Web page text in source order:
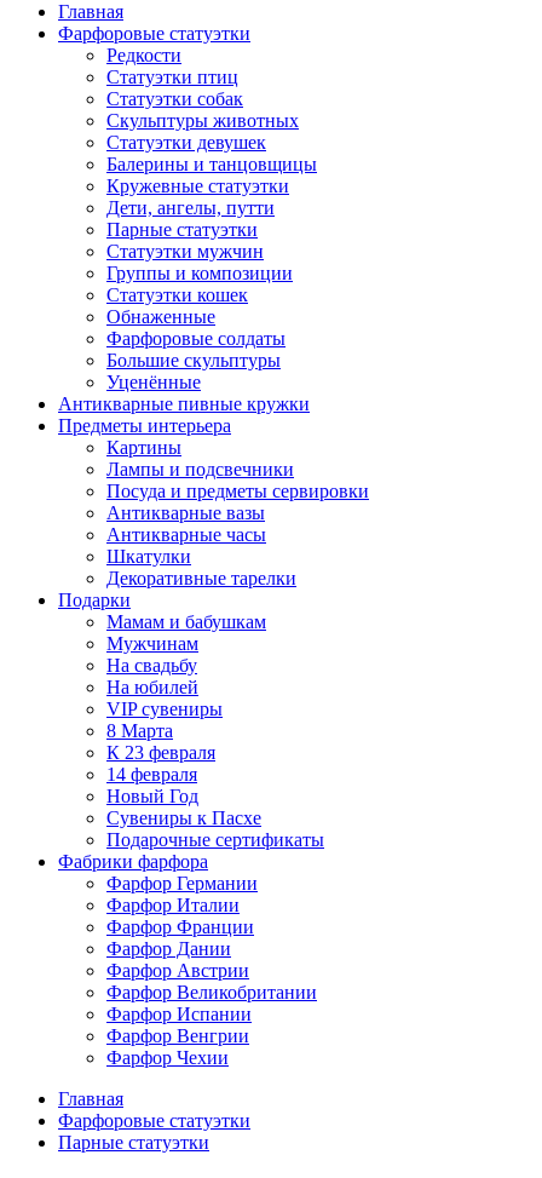
Главная
Фарфоровые статуэтки
Редкости
Cтатуэтки птиц
Cтатуэтки собак
Скульптуры животных
Статуэтки девушек
Балерины и танцовщицы
Кружевные статуэтки
Дети, ангелы, путти
Парные статуэтки
Статуэтки мужчин
Группы и композиции
Статуэтки кошек
Обнаженные
Фарфоровые солдаты
Большие скульптуры
Уценённые
Антикварные пивные кружки
Предметы интерьера
Картины
Лампы и подсвечники
Посуда и предметы сервировки
Антикварные вазы
Антикварные часы
Шкатулки
Декоративные тарелки
Подарки
Мамам и бабушкам
Мужчинам
На свадьбу
На юбилей
VIP сувениры
8 Марта
К 23 февраля
14 февраля
Новый Год
Сувениры к Пасхе
Подарочные сертификаты
Фабрики фарфора
Фарфор Германии
Фарфор Италии
Фарфор Франции
Фарфор Дании
Фарфор Австрии
Фарфор Великобритании
Фарфор Испании
Фарфор Венгрии
Фарфор Чехии
Главная
Фарфоровые статуэтки
Парные статуэтки